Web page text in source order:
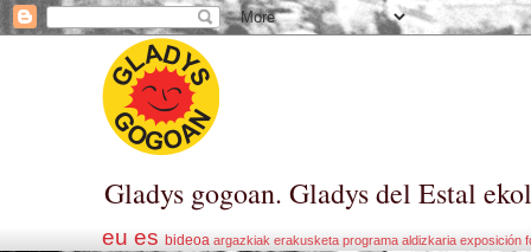
Gladys gogoan. Gladys del Estal
eu es bideoa argazkiak erakusketa programa aldizkaria exposición